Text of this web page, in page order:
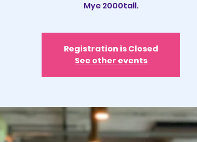
Mye 2000tall.
Registration is Closed
See other events